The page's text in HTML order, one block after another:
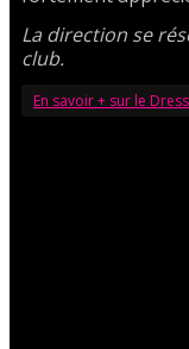
La direction se
club.
En savoir + sur le